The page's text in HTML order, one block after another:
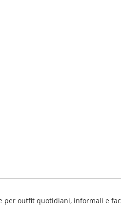
per outfit quotidiani, informali e